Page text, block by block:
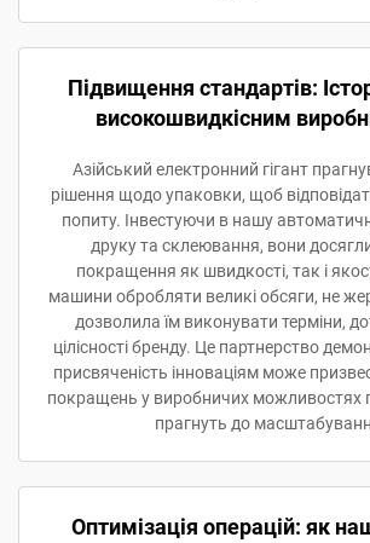
Підвищення стандартів:
високошвидкісним
Азійський електронний гігант
рішення щодо упаковки, щоб
попиту. Інвестуючи в нашу
друку та склеювання, вони
покращення як швидкості, так і
машини обробляти великі обсяги, не
дозволила їм виконувати терміни,
цілісності бренду. Це партнерство
присвяченість інноваціям може
покращень у виробничих можливостях
прагнуть до
Оптимізація операцій: як